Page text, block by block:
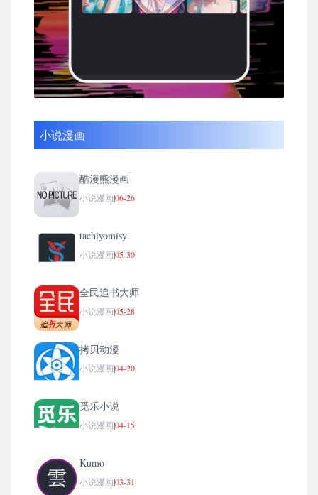
小说漫画
酷漫熊漫画
小说漫画|06-26
tachiyomisy
小说漫画|05-30
全民追书大师
小说漫画|05-28
拷贝动漫
小说漫画|04-20
觅乐小说
小说漫画|04-15
Kumo
小说漫画|03-31